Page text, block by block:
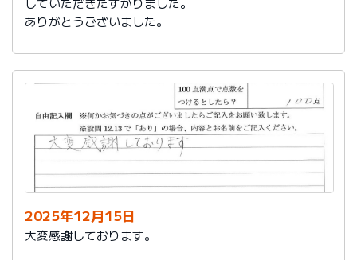
お祈り申し上げます。
敬具
ありがとうございました。
2025年12月15日
大変感謝しております。